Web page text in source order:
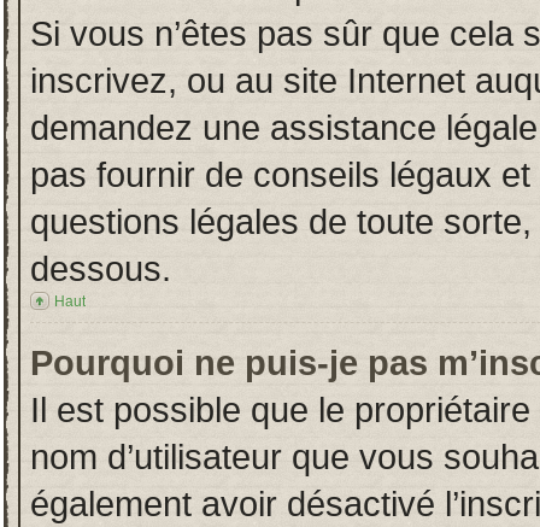
Si vous n’êtes pas sûr que cela
inscrivez, ou au site Internet
demandez une assistance
pas fournir de conseils légaux
questions légales de toute
dessous.
Haut
Pourquoi ne puis-je pas
Il est possible que le
nom d’utilisateur que vous
également avoir désactivé